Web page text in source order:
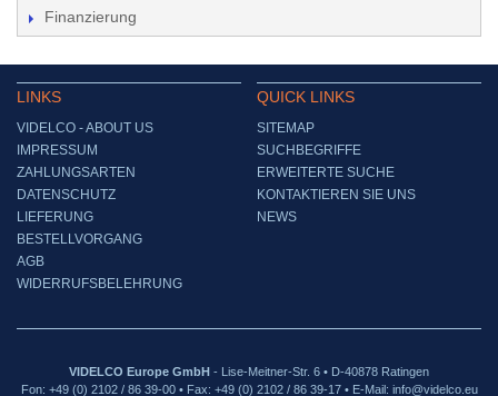
Finanzierung
LINKS
VIDELCO - ABOUT US
IMPRESSUM
ZAHLUNGSARTEN
DATENSCHUTZ
LIEFERUNG
BESTELLVORGANG
AGB
WIDERRUFSBELEHRUNG
QUICK LINKS
SITEMAP
SUCHBEGRIFFE
ERWEITERTE SUCHE
KONTAKTIEREN SIE UNS
NEWS
VIDELCO Europe GmbH - Lise-Meitner-Str. 6 • D-40878 Ratingen
Fon: +49 (0) 2102 / 86 39-00 • Fax: +49 (0) 2102 / 86 39-17 • E-Mail: info@videlco.eu